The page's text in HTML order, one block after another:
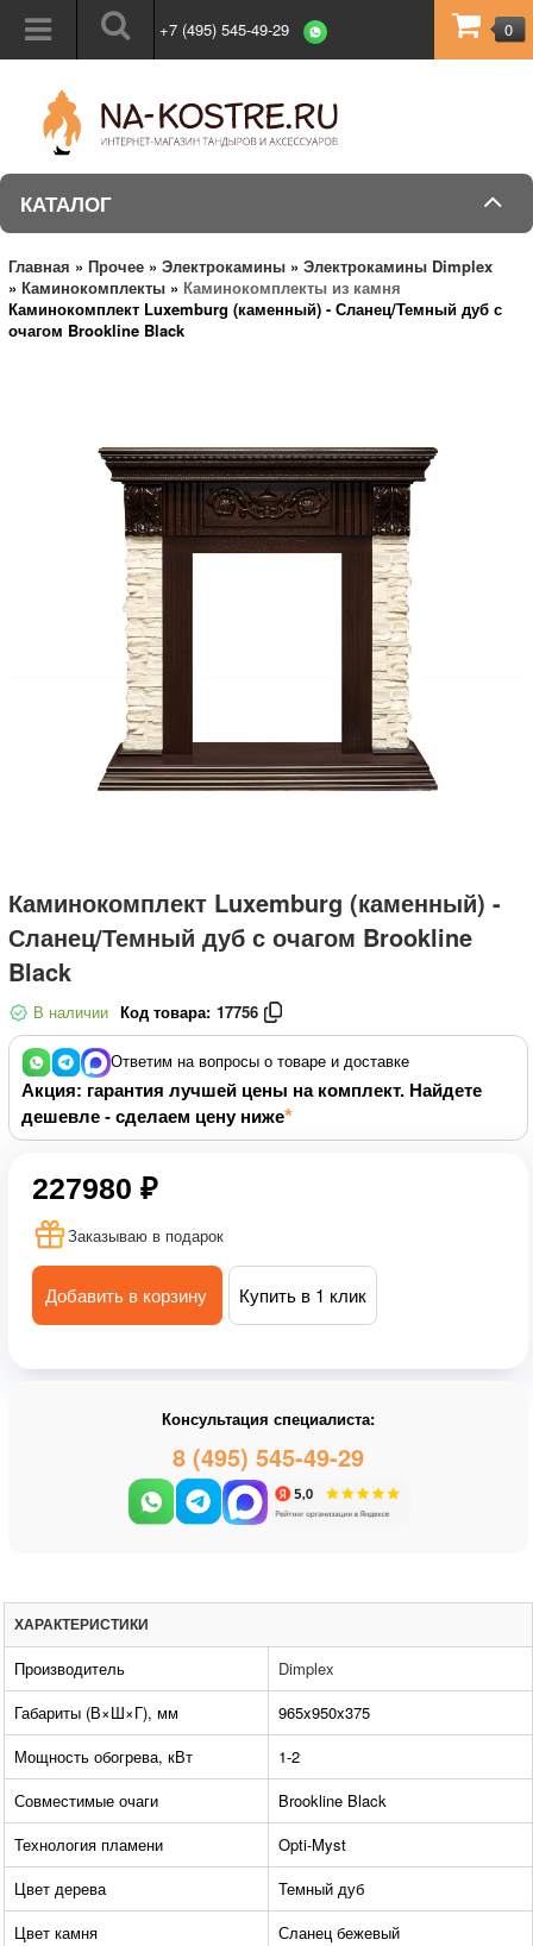
+7 (495) 545-49-29 0
КАТАЛОГ
Главная » Прочее » Электрокамины » Электрокамины Dimplex
» Каминокомплекты » Каминокомплекты из камня
Каминокомплект Luxemburg (каменный) - Сланец/Темный дуб с
очагом Brookline Black
Каминокомплект Luxemburg (каменный) -
Сланец/Темный дуб с очагом Brookline
Black
В наличии Код товара: 17756
Ответим на вопросы о товаре и доставке
Акция: гарантия лучшей цены на комплект. Найдете
дешевле - сделаем цену ниже
227980 ₽
Заказываю в подарок
Добавить в корзину Купить в 1 клик
Консультация специалиста:
8 (495) 545-49-29
ХАРАКТЕРИСТИКИ
Производитель
Dimplex
Габариты (В×Ш×Г), мм
965x950x375
Мощность обогрева, кВт
1-2
Совместимые очаги
Brookline Black
Технология пламени
Opti-Myst
Цвет дерева
Темный дуб
Цвет камня
Сланец бежевый